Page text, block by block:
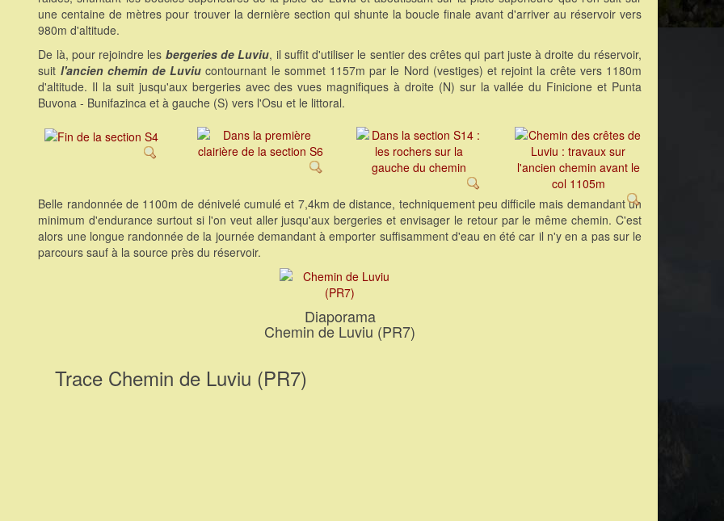
une centaine de mètres pour trouver la dernière section qui shunte la boucle finale avant d'arriver au réservoir vers
980m d'altitude.
De là, pour rejoindre les bergeries de Luviu, il suffit d'utiliser le sentier des crêtes qui part juste à droite du réservoir,
suit l'ancien chemin de Luviu contournant le sommet 1157m par le Nord (vestiges) et rejoint la crête vers 1180m
d'altitude. Il la suit jusqu'aux bergeries avec des vues magnifiques à droite (N) sur la vallée du Finicione et Punta
Buvona - Bunifazinca et à gauche (S) vers l'Osu et le littoral.
Belle randonnée de 1100m de dénivelé cumulé et 7,4km de distance, techniquement peu difficile mais demandant un
minimum d'endurance surtout si l'on veut aller jusqu'aux bergeries et envisager le retour par le même chemin. C'est
alors une longue randonnée de la journée demandant à emporter suffisamment d'eau en été car il n'y en a pas sur le
parcours sauf à la source près du réservoir.
Diaporama
Chemin de Luviu (PR7)
Trace Chemin de Luviu (PR7)